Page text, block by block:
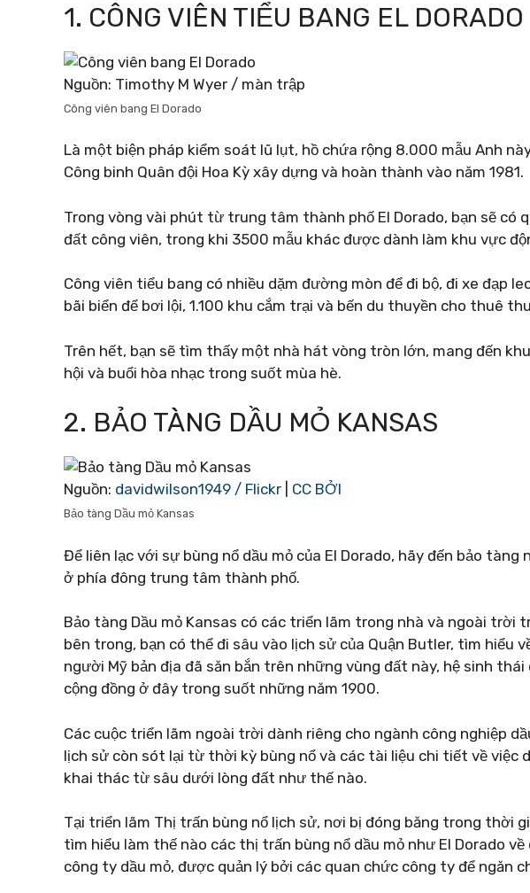
1. CÔNG VIÊN TIỂU BANG EL DORADO
Nguồn: Timothy M Wyer / màn trập
Công viên bang El Dorado
Là một biện pháp kiểm soát lũ lụt, hồ chứa rộng 8.000 mẫu Anh
Công binh Quân đội Hoa Kỳ xây dựng và hoàn thành vào năm 1981.
Trong vòng vài phút từ trung tâm thành phố El Dorado, bạn sẽ có
đất công viên, trong khi 3500 mẫu khác được dành làm khu vực
Công viên tiểu bang có nhiều dặm đường mòn để đi bộ, đi xe đạp
bãi biển để bơi lội, 1.100 khu cắm trại và bến du thuyền cho thuê
Trên hết, bạn sẽ tìm thấy một nhà hát vòng tròn lớn, mang đến
hội và buổi hòa nhạc trong suốt mùa hè.
2. BẢO TÀNG DẦU MỎ KANSAS
Nguồn: davidwilson1949 / Flickr CC BỞI
Bảo tàng Dầu mỏ Kansas
Để liên lạc với sự bùng nổ dầu mỏ của El Dorado, hãy đến bảo
ở phía đông trung tâm thành phố.
Bảo tàng Dầu mỏ Kansas có các triển lãm trong nhà và ngoài trời
bên trong, bạn có thể đi sâu vào lịch sử của Quận Butler, tìm hiểu
người Mỹ bản địa đã săn bắn trên những vùng đất này, hệ sinh
cộng đồng ở đây trong suốt những năm 1900.
Các cuộc triển lãm ngoài trời dành riêng cho ngành công nghiệp
lịch sử còn sót lại từ thời kỳ bùng nổ và các tài liệu chi tiết về việc
khai thác từ sâu dưới lòng đất như thế nào.
Tại triển lãm Thị trấn bùng nổ lịch sử, nơi bị đóng băng trong thời
tìm hiểu làm thế nào các thị trấn bùng nổ dầu mỏ như El Dorado về
công ty dầu mỏ, được quản lý bởi các quan chức công ty để ngăn